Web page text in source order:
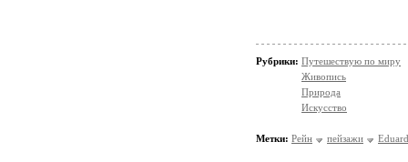
Рубрики: Путешествую по миру
Живопись
Природа
Искусство
Метки: Рейн пейзажи